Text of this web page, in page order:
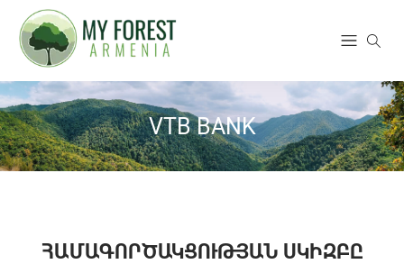
VTB BANK
ՀԱՄԱԳՈՐԾԱԿՑՈՒԹՅԱՆ ՍԿԻԶԲԸ